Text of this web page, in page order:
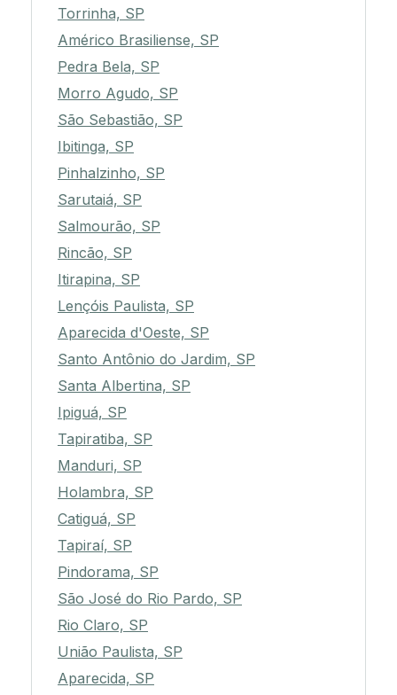
Torrinha, SP
Américo Brasiliense, SP
Pedra Bela, SP
Morro Agudo, SP
São Sebastião, SP
Ibitinga, SP
Pinhalzinho, SP
Sarutaiá, SP
Salmourão, SP
Rincão, SP
Itirapina, SP
Lençóis Paulista, SP
Aparecida d'Oeste, SP
Santo Antônio do Jardim, SP
Santa Albertina, SP
Ipiguá, SP
Tapiratiba, SP
Manduri, SP
Holambra, SP
Catiguá, SP
Tapiraí, SP
Pindorama, SP
São José do Rio Pardo, SP
Rio Claro, SP
União Paulista, SP
Aparecida, SP